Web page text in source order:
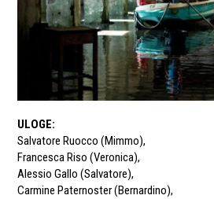
ULOGE:
Salvatore Ruocco (Mimmo),
Francesca Riso (Veronica),
Alessio Gallo (Salvatore),
Carmine Paternoster (Bernardino),